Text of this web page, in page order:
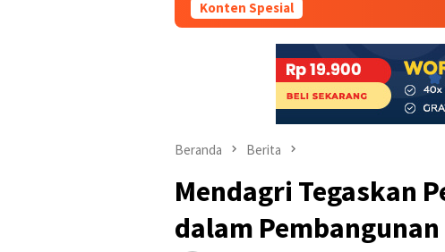
Konten Spesial
Beranda Berita
Mendagri Tegaskan
dalam